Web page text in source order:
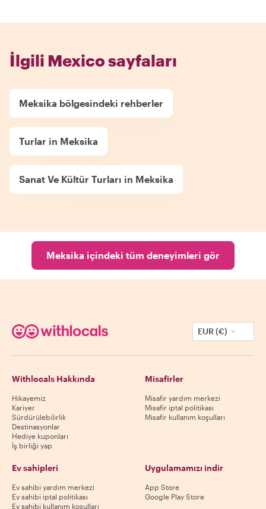
İlgili Mexico sayfaları
Meksika bölgesindeki rehberler
Turlar in Meksika
Sanat Ve Kültür Turları in Meksika
Meksika içindeki tüm deneyimleri gör
EUR (€)
Withlocals Hakkında
Hikayemiz
Kariyer
Sürdürülebilirlik
Destinasyonlar
Hediye kuponları
İş birliği yap
Misafirler
Misafir yardım merkezi
Misafir iptal politikası
Misafir kullanım koşulları
Ev sahipleri
Ev sahibi yardım merkezi
Ev sahibi iptal politikası
Ev sahibi kullanım koşulları
Uygulamamızı indir
App Store
Google Play Store